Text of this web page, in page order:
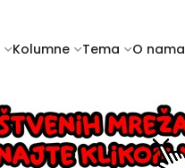
Kolumne Tema O nama